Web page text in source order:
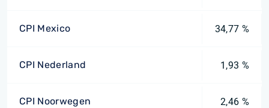
CPI Mexico 34,77 %
CPI Nederland 1,93 %
CPI Noorwegen 2,46 %